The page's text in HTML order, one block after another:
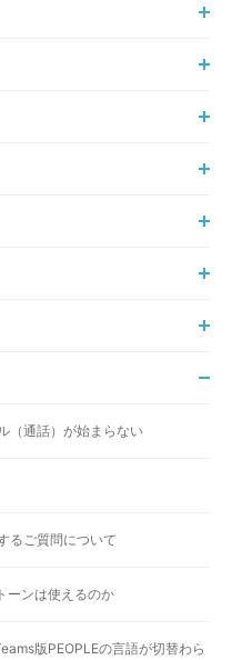
（通話）が始まらない
るご質問について
ーンは使えるのか
版PEOPLEの言語が切替わら